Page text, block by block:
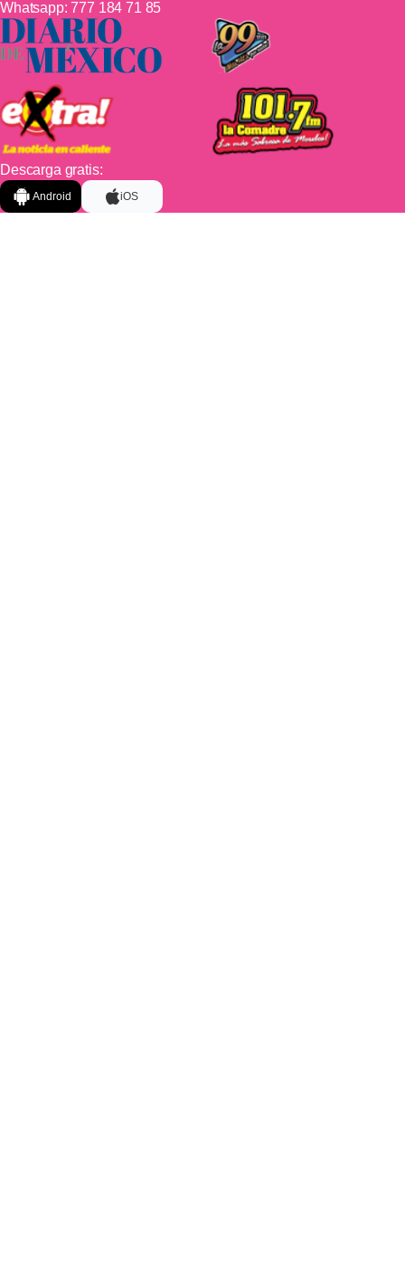
Whatsapp:777 184 71 85
Descarga gratis:
Android iOS